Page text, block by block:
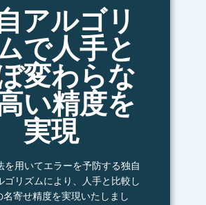
アルゴリ
で人手と
変わらな
い精度を
実現
を用いてエラーを予防する独自
ゴリズムにより、人手と比較し
名寄せ精度を実現いたしまし